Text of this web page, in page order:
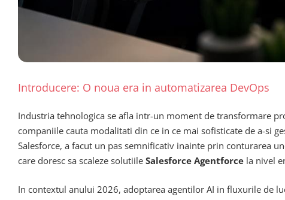
Introducere: O noua era in automatizarea DevOps
Industria tehnologica se afla intr-un moment de transformare
companiile cauta modalitati din ce in ce mai sofisticate de a-si
Salesforce, a facut un pas semnificativ inainte prin conturarea
care doresc sa scaleze solutiile Salesforce Agentforce la nivel
In contextul anului 2026, adoptarea agentilor AI in fluxurile de